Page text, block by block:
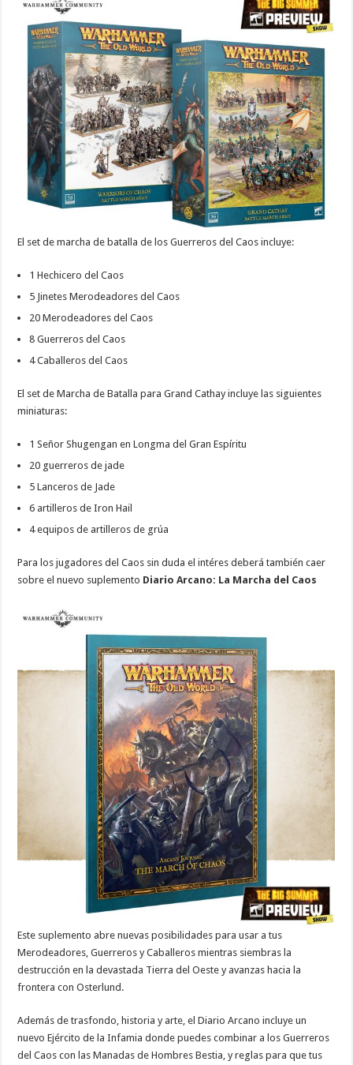
El set de marcha de batalla de los Guerreros del Caos incluye:
1 Hechicero del Caos
5 Jinetes Merodeadores del Caos
20 Merodeadores del Caos
8 Guerreros del Caos
4 Caballeros del Caos
El set de Marcha de Batalla para Grand Cathay incluye las siguientes
miniaturas:
1 Señor Shugengan en Longma del Gran Espíritu
20 guerreros de jade
5 Lanceros de Jade
6 artilleros de Iron Hail
4 equipos de artilleros de grúa
Para los jugadores del Caos sin duda el intéres deberá también caer
sobre el nuevo suplemento Diario Arcano: La Marcha del Caos
Este suplemento abre nuevas posibilidades para usar a tus
Merodeadores, Guerreros y Caballeros mientras siembras la
destrucción en la devastada Tierra del Oeste y avanzas hacia la
frontera con Osterlund.
Además de trasfondo, historia y arte, el Diario Arcano incluye un
nuevo Ejército de la Infamia donde puedes combinar a los Guerreros
del Caos con las Manadas de Hombres Bestia, y reglas para que tus